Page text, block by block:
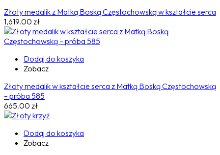
Złoty medalik z Matką Boską Częstochowską w kształcie serca
1,619.00 zł
Dodaj do koszyka
Zobacz
Złoty medalik w kształcie serca z Matką Boską Częstochowską
– próba 585
665.00 zł
Dodaj do koszyka
Zobacz